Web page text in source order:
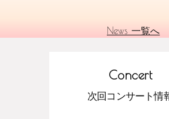
News 一覧へ
Concert
次回コンサート情